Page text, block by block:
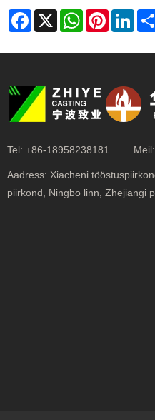
Facebook
X WhatsAppPinterest
Tel: +86-18958238181 Meil:
Aadress: Xiacheni
piirkond, Ningbo linn, Zhejiangi